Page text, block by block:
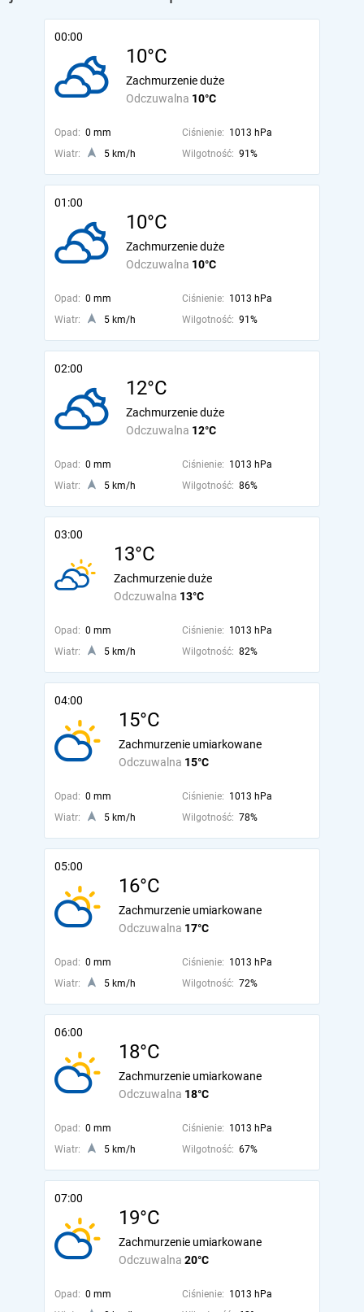
00:00
10°C
Odczuwalna 10°C
Zachmurzenie duże
Opad: 0 mm Ciśnienie: 1013 hPa
Wiatr:
5 km/h Wilgotność: 91%
01:00
10°C
Odczuwalna 10°C
Zachmurzenie duże
Opad: 0 mm Ciśnienie: 1013 hPa
Wiatr:
5 km/h Wilgotność: 91%
02:00
12°C
Odczuwalna 12°C
Zachmurzenie duże
Opad: 0 mm Ciśnienie: 1013 hPa
Wiatr:
5 km/h Wilgotność: 86%
03:00
13°C
Odczuwalna 13°C
Zachmurzenie duże
Opad: 0 mm Ciśnienie: 1013 hPa
Wiatr:
5 km/h Wilgotność: 82%
04:00
15°C
Odczuwalna 15°C
Zachmurzenie umiarkowane
Opad: 0 mm Ciśnienie: 1013 hPa
Wiatr:
5 km/h Wilgotność: 78%
05:00
16°C
Odczuwalna 17°C
Zachmurzenie umiarkowane
Opad: 0 mm Ciśnienie: 1013 hPa
Wiatr:
5 km/h Wilgotność: 72%
06:00
18°C
Odczuwalna 18°C
Zachmurzenie umiarkowane
Opad: 0 mm Ciśnienie: 1013 hPa
Wiatr:
5 km/h Wilgotność: 67%
07:00
19°C
Odczuwalna 20°C
Zachmurzenie umiarkowane
Opad: 0 mm Ciśnienie: 1013 hPa